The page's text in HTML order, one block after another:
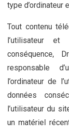
type d’ordinateur
Tout contenu
l’utilisateur
conséquence,
responsable
l’ordinateur de
données
l’utilisateur du
un matériel